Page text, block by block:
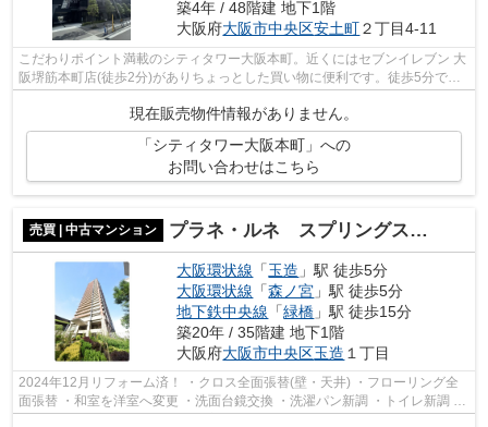
築4年 / 48階建 地下1階
大阪府大阪市中央区安土町２丁目4-11
こだわりポイント満載のシティタワー大阪本町。近くにはセブンイレブン 大
阪堺筋本町店(徒歩2分)がありちょっとした買い物に便利です。徒歩5分で駅
に着く、好評の物件です。こちらは、...
現在販売物件情報がありません。
「シティタワー大阪本町」への
お問い合わせはこちら
売買 | 中古マンション プラネ・ルネ スプリングスタワー大阪
大阪環状線 「玉造 」駅 徒歩5分
大阪環状線 「森ノ宮 」駅 徒歩5分
地下鉄中央線 「緑橋 」駅 徒歩15分
築20年 / 35階建 地下1階
大阪府大阪市中央区玉造 １丁目
2024年12月リフォーム済！ ・クロス全面張替(壁・天井) ・フローリング全
面張替 ・和室を洋室へ変更 ・洗面台鏡交換 ・洗濯パン新調 ・トイレ新調 ・